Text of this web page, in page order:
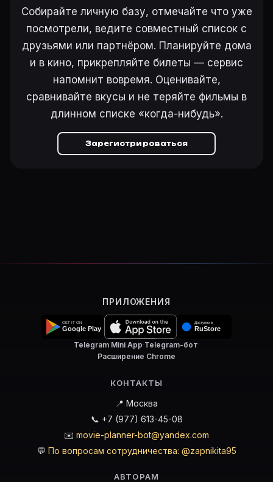
Собирайте личную базу, отмечайте что уже
посмотрели, ведите совместный список с
друзьями или партнёром. Планируйте дома
и в кино, прикрепляйте билеты — сервис
напомнит вовремя. Оценивайте,
сравнивайте вкусы и не теряйте фильмы в
длинном списке «когда-нибудь».
Зарегистрироваться
ПРИЛОЖЕНИЯ
Telegram Mini App·Telegram-бот·
Расширение Chrome
КОНТАКТЫ
📍 Москва
📞 +7 (977) 613-45-08
✉️ movie-planner-bot@yandex.com
💬 По вопросам сотрудничества: @zapnikita95
АВТОРАМ